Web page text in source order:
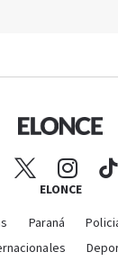
ELONCE
Paraná